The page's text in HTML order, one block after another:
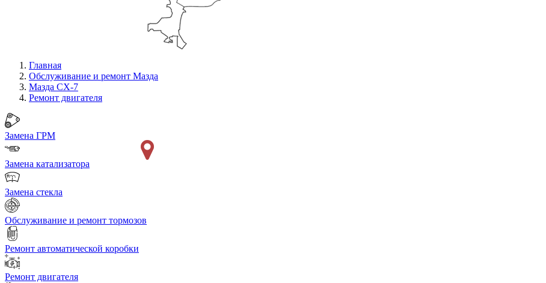
Главная
Обслуживание и ремонт Мазда
Мазда CX-7
Ремонт двигателя
Замена ГРМ
Замена катализатора
Замена стекла
Обслуживание и ремонт тормозов
Ремонт автоматической коробки
Ремонт двигателя